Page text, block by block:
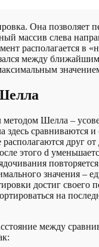
Она позволяет
массив слева
располагается в
между
методом Шелла –
здесь сравниваются
располагаются друг
этого d
значения –
достиг своего
на
между